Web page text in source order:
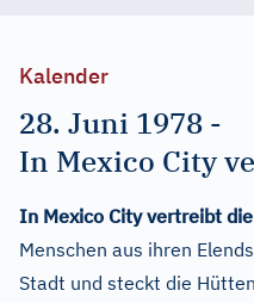
Kalender
28. Juni 1978 -
In Mexico City
In Mexico City vertreibt die
Menschen aus ihren
Stadt und steckt die